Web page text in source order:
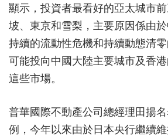
顯示，投資者最看好的亞太城市
坡、東京和雪梨，主要原因係由
持續的流動性危機和持續動態清
可能投向中國大陸主要城市及香
這些市場。
普華國際不動產公司總經理田揚
例，今年以來由於日本央行繼續